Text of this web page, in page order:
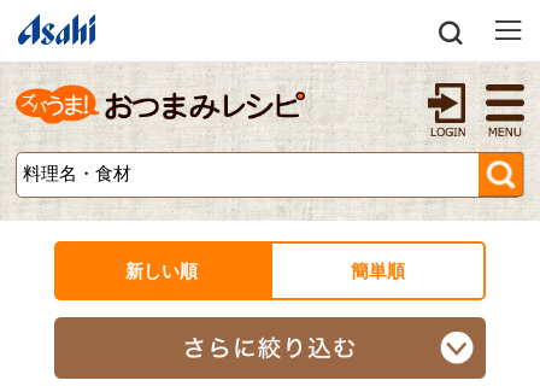
新しい順 簡単順